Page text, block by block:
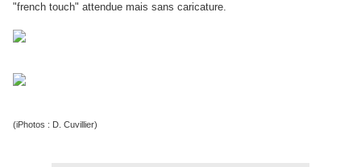
"french touch" attendue mais sans caricature.
(iPhotos : D. Cuvillier)